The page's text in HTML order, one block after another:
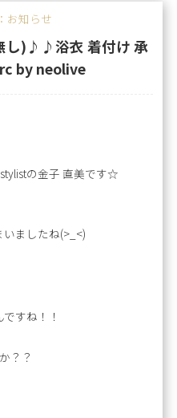
お知らせ
し)♪♪浴衣 着付け 承
by neolive
の金子 直美です☆
いましたね(>_<)
んですね！！
したか？？